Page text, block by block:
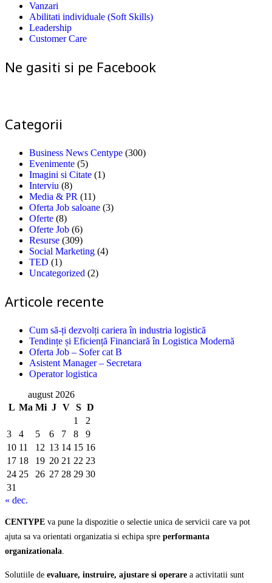
Vanzari
Abilitati individuale (Soft Skills)
Leadership
Customer Care
Ne gasiti si pe Facebook
Categorii
Business News Centype (300)
Evenimente (5)
Imagini si Citate (1)
Interviu (8)
Media & PR (11)
Oferta Job saloane (3)
Oferte (8)
Oferte Job (6)
Resurse (309)
Social Marketing (4)
TED (1)
Uncategorized (2)
Articole recente
Cum să-ți dezvolți cariera în industria logistică
Tendințe și Eficiență Financiară în Logistica Modernă
Oferta Job – Sofer cat B
Asistent Manager – Secretara
Operator logistica
august 2026
L Ma Mi J V S D
1
2
3
4 5 6 7 8
9
10 11 12 13 14 15 16
17 18 19 20 21 22 23
24 25 26 27 28 29 30
31
« dec.
CENTYPE va pune la dispozitie o selectie unica de servicii care va pot
ajuta sa va orientati organizatia si echipa spre performanta
organizationala.
Solutiile de evaluare, instruire, ajustare si operare a activitatii sunt